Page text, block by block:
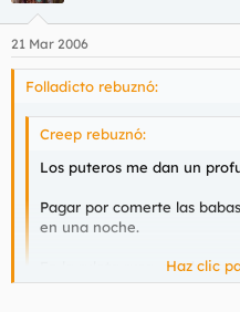
21 Mar 2006
Folladicto rebuznó:
Creep rebuznó:
Los puteros me dan un
Pagar por comerte las
en una noche.
En la ruleta rusa, con
sales vivo ganas una buena
Haz clic